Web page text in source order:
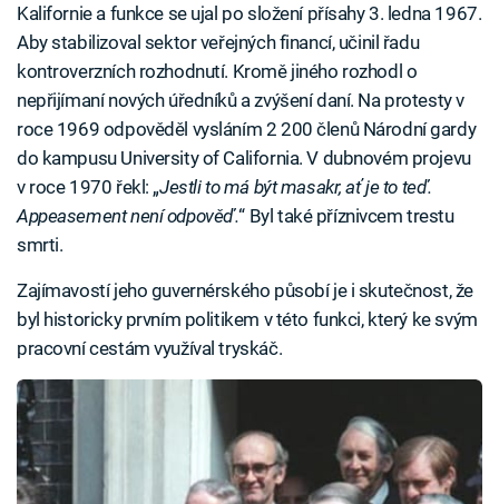
Kalifornie a funkce se ujal po složení přísahy 3. ledna 1967.
Aby stabilizoval sektor veřejných financí, učinil řadu
kontroverzních rozhodnutí. Kromě jiného rozhodl o
nepřijímaní nových úředníků a zvýšení daní. Na protesty v
roce 1969 odpověděl vysláním 2 200 členů Národní gardy
do kampusu University of California. V dubnovém projevu
v roce 1970 řekl: „Jestli to má být masakr, ať je to teď.
Appeasement není odpověď.“ Byl také příznivcem trestu
smrti.
Zajímavostí jeho guvernérského působí je i skutečnost, že
byl historicky prvním politikem v této funkci, který ke svým
pracovní cestám využíval tryskáč.